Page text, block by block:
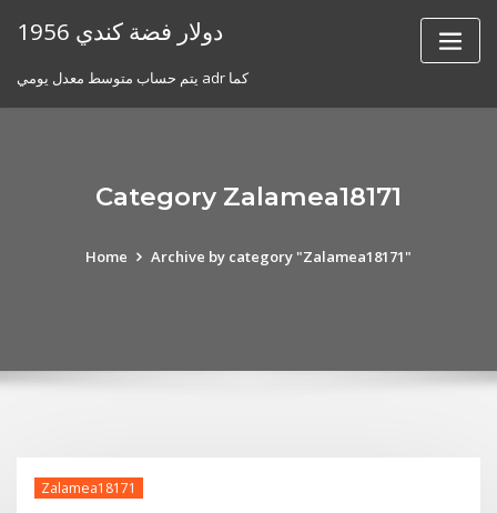
1956 دولار فضة كندي
يتم حساب متوسط ​​معدل يومي adr كما
Category Zalamea18171
Home Archive by category "Zalamea18171"
Zalamea18171